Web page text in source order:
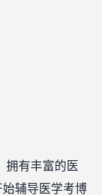
拥有丰富的医
辅导医学考博